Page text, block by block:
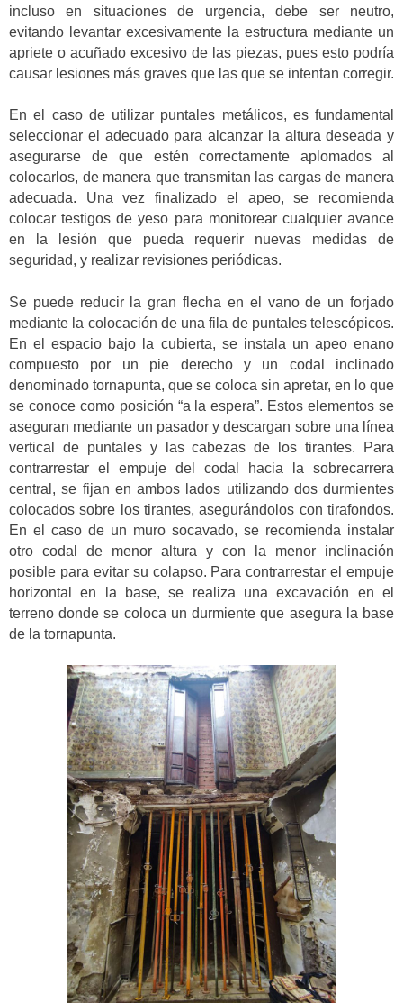
incluso en situaciones de urgencia, debe ser neutro,
evitando levantar excesivamente la estructura mediante un
apriete o acuñado excesivo de las piezas, pues esto podría
causar lesiones más graves que las que se intentan corregir.
En el caso de utilizar puntales metálicos, es fundamental
seleccionar el adecuado para alcanzar la altura deseada y
asegurarse de que estén correctamente aplomados al
colocarlos, de manera que transmitan las cargas de manera
adecuada. Una vez finalizado el apeo, se recomienda
colocar testigos de yeso para monitorear cualquier avance
en la lesión que pueda requerir nuevas medidas de
seguridad, y realizar revisiones periódicas.
Se puede reducir la gran flecha en el vano de un forjado
mediante la colocación de una fila de puntales telescópicos.
En el espacio bajo la cubierta, se instala un apeo enano
compuesto por un pie derecho y un codal inclinado
denominado tornapunta, que se coloca sin apretar, en lo que
se conoce como posición “a la espera”. Estos elementos se
aseguran mediante un pasador y descargan sobre una línea
vertical de puntales y las cabezas de los tirantes. Para
contrarrestar el empuje del codal hacia la sobrecarrera
central, se fijan en ambos lados utilizando dos durmientes
colocados sobre los tirantes, asegurándolos con tirafondos.
En el caso de un muro socavado, se recomienda instalar
otro codal de menor altura y con la menor inclinación
posible para evitar su colapso. Para contrarrestar el empuje
horizontal en la base, se realiza una excavación en el
terreno donde se coloca un durmiente que asegura la base
de la tornapunta.